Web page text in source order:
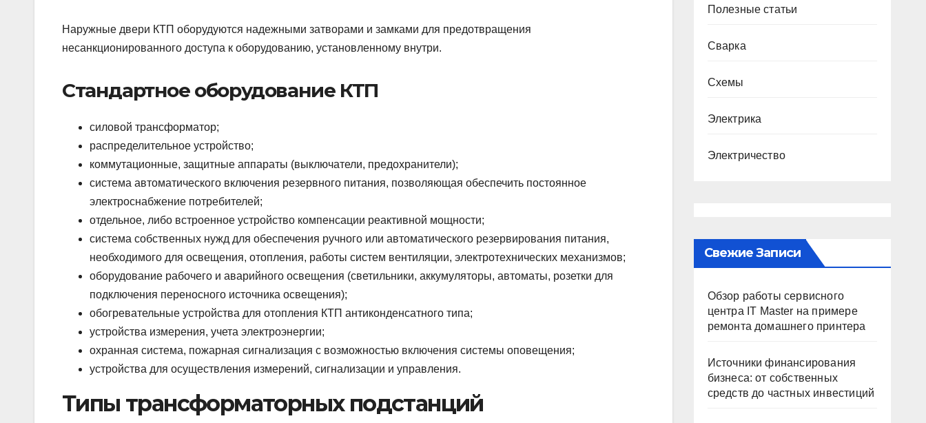
Наружные двери КТП оборудуются надежными затворами и замками для предотвращения
несанкционированного доступа к оборудованию, установленному внутри.
Стандартное оборудование КТП
силовой трансформатор;
распределительное устройство;
коммутационные, защитные аппараты (выключатели, предохранители);
система автоматического включения резервного питания, позволяющая обеспечить постоянное
электроснабжение потребителей;
отдельное, либо встроенное устройство компенсации реактивной мощности;
система собственных нужд для обеспечения ручного или автоматического резервирования питания,
необходимого для освещения, отопления, работы систем вентиляции, электротехнических механизмов;
оборудование рабочего и аварийного освещения (светильники, аккумуляторы, автоматы, розетки для
подключения переносного источника освещения);
обогревательные устройства для отопления КТП антиконденсатного типа;
устройства измерения, учета электроэнергии;
охранная система, пожарная сигнализация с возможностью включения системы оповещения;
устройства для осуществления измерений, сигнализации и управления.
Типы трансформаторных подстанций
Полезные статьи
Сварка
Схемы
Электрика
Электричество
Свежие Записи
Обзор работы сервисного
центра IT Master на примере
ремонта домашнего принтера
Источники финансирования
бизнеса: от собственных
средств до частных инвестиций